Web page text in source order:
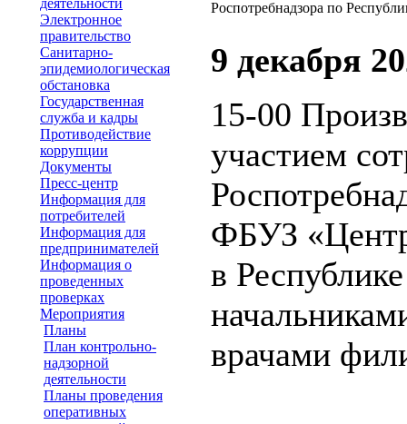
деятельности
Электронное
правительство
Санитарно-
эпидемиологическая
обстановка
Государственная
служба и кадры
Противодействие
коррупции
Документы
Пресс-центр
Информация для
потребителей
Информация для
предпринимателей
Информация о
проведенных
проверках
Мероприятия
Планы
План контрольно-
надзорной
деятельности
Планы проведения
оперативных
Роспотребнадзора по
9 декабря
15-00
участием
ФБУЗ
в
врачами